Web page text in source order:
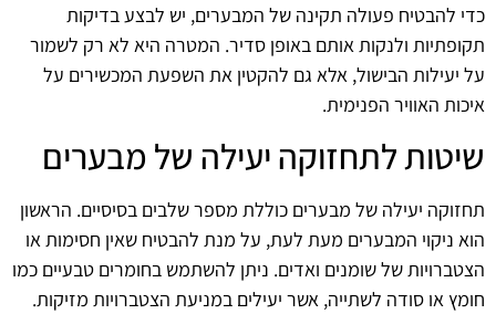
כדי להבטיח פעולה תקינה של המבערים, יש לבצע בדיקות
תקופתיות ולנקות אותם באופן סדיר. המטרה היא לא רק לשמור
על יעילות הבישול, אלא גם להקטין את השפעת המכשירים על
איכות האוויר הפנימית.
שיטות לתחזוקה יעילה של מבערים
תחזוקה יעילה של מבערים כוללת מספר שלבים בסיסיים. הראשון
הוא ניקוי המבערים מעת לעת, על מנת להבטיח שאין חסימות או
הצטברויות של שומנים ואדים. ניתן להשתמש בחומרים טבעיים כמו
חומץ או סודה לשתייה, אשר יעילים במניעת הצטברויות מזיקות.